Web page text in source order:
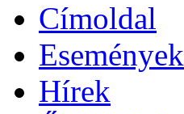
Címoldal
Események
Hírek